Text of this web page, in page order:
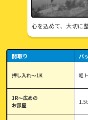
心を込めて、大切に
間取り パ
押し入れ〜1K 軽
1R〜広めの
お部屋